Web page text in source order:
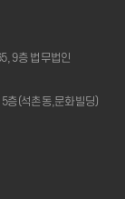
9층 법무법인
층(석촌동,문화빌딩)